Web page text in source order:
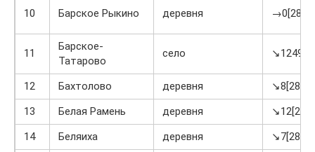
10 Барское Рыкино деревня →0[28]
11
Барское-
Татарово
село
12 Бахтолово деревня
↘8[28]
13
Белая Рамень деревня
↘12[28]
14
Беляиха деревня
↘7[28]